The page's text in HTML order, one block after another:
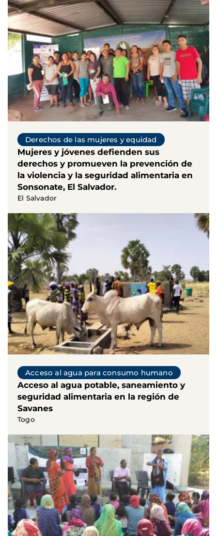
Derechos de las mujeres y equidad
Mujeres y jóvenes defienden sus
derechos y promueven la prevención de
la violencia y la seguridad alimentaria en
Sonsonate, El Salvador.
El Salvador
Acceso al agua para consumo humano
Acceso al agua potable, saneamiento y
seguridad alimentaria en la región de
Savanes
Togo